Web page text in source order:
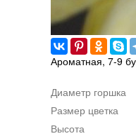
Ароматная, 7-9
Диаметр горшка
Размер цветка
Высота